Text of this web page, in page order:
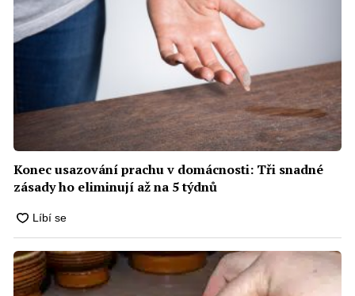
Konec usazování prachu v domácnosti: Tři snadné
zásady ho eliminují až na 5 týdnů